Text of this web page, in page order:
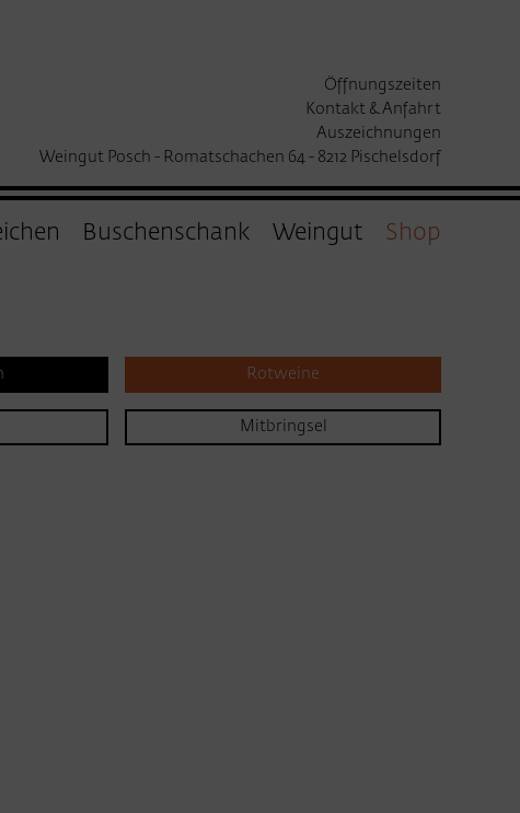
Öffnungszeiten
Kontakt & Anfahrt
Auszeichnungen
Weingut Posch - Romatschachen 64 - 8212 Pischelsdorf
Buschenschank Weingut Shop
Rotweine
Mitbringsel